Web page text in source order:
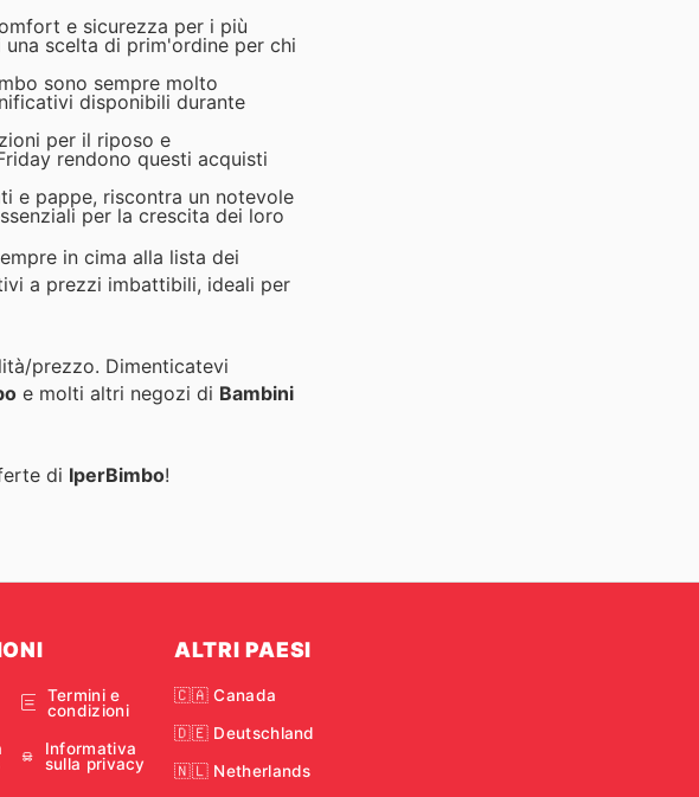
e sicurezza per i più
scelta di prim'ordine per chi
sono sempre molto
disponibili durante
per il riposo e
rendono questi acquisti
e pappe, riscontra un notevole
per la crescita dei loro
in cima alla lista dei
a prezzi imbattibili, ideali per
prezzo. Dimenticatevi
e molti altri negozi di Bambini
di IperBimbo!
Termini e
condizioni
Informativa
sulla privacy
ALTRI PAESI
🇨🇦 Canada
🇩🇪 Deutschland
🇳🇱 Netherlands